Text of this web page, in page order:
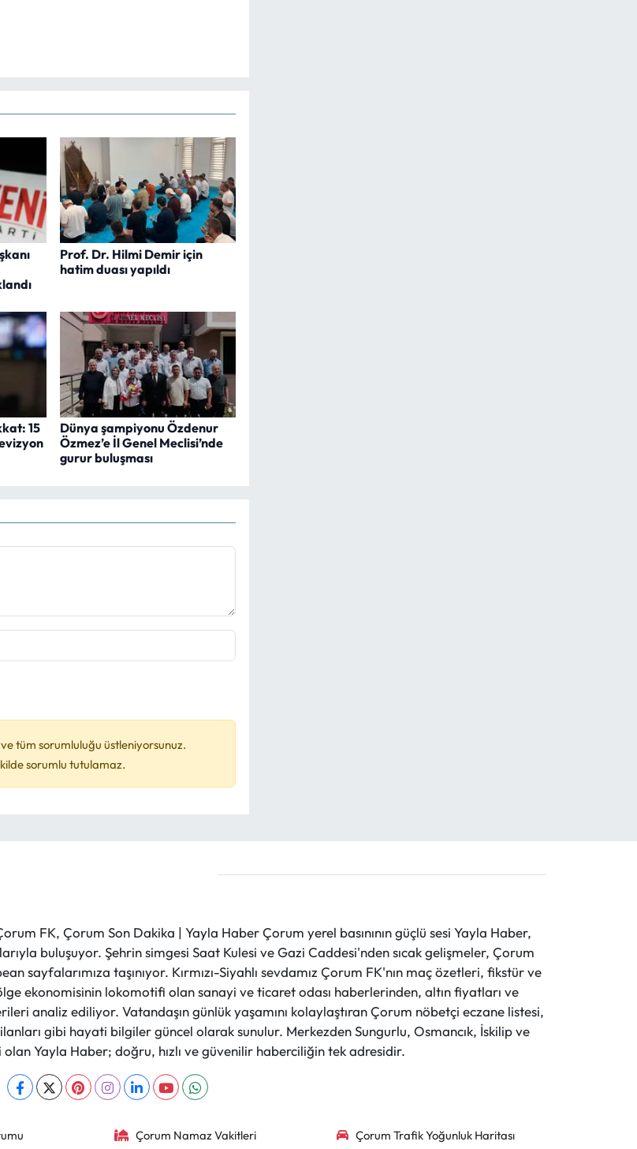
Prof. Dr. Hilmi Demir için
hatim duası yapıldı
15
Dünya şampiyonu Özdenur
Özmez’e İl Genel Meclisi’nde
gurur buluşması
tüm sorumluluğu üstleniyorsunuz.
sorumlu tutulamaz.
FK, Çorum Son Dakika | Yayla Haber Çorum yerel basınının güçlü sesi Yayla Haber,
buluşuyor. Şehrin simgesi Saat Kulesi ve Gazi Caddesi'nden sıcak gelişmeler, Çorum
sayfalarımıza taşınıyor. Kırmızı-Siyahlı sevdamız Çorum FK'nın maç özetleri, fikstür ve
ekonomisinin lokomotifi olan sanayi ve ticaret odası haberlerinden, altın fiyatları ve
analiz ediliyor. Vatandaşın günlük yaşamını kolaylaştıran Çorum nöbetçi eczane listesi,
gibi hayati bilgiler güncel olarak sunulur. Merkezden Sungurlu, Osmancık, İskilip ve
Yayla Haber; doğru, hızlı ve güvenilir haberciliğin tek adresidir.
Çorum Namaz Vakitleri Çorum Trafik Yoğunluk Haritası